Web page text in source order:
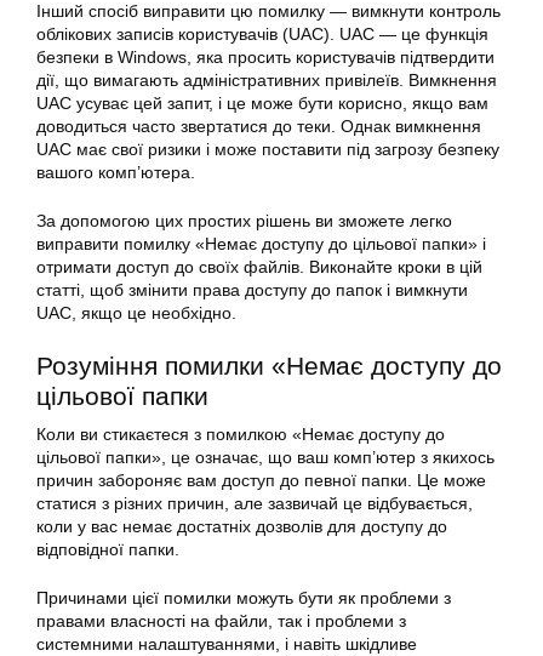
Інший спосіб виправити цю помилку — вимкнути контроль
облікових записів користувачів (UAC). UAC — це функція
безпеки в Windows, яка просить користувачів підтвердити
дії, що вимагають адміністративних привілеїв. Вимкнення
UAC усуває цей запит, і це може бути корисно, якщо вам
доводиться часто звертатися до теки. Однак вимкнення
UAC має свої ризики і може поставити під загрозу безпеку
вашого комп’ютера.
За допомогою цих простих рішень ви зможете легко
виправити помилку «Немає доступу до цільової папки» і
отримати доступ до своїх файлів. Виконайте кроки в цій
статті, щоб змінити права доступу до папок і вимкнути
UAC, якщо це необхідно.
Розуміння помилки «Немає доступу до
цільової папки
Коли ви стикаєтеся з помилкою «Немає доступу до
цільової папки», це означає, що ваш комп’ютер з якихось
причин забороняє вам доступ до певної папки. Це може
статися з різних причин, але зазвичай це відбувається,
коли у вас немає достатніх дозволів для доступу до
відповідної папки.
Причинами цієї помилки можуть бути як проблеми з
правами власності на файли, так і проблеми з
системними налаштуваннями, і навіть шкідливе